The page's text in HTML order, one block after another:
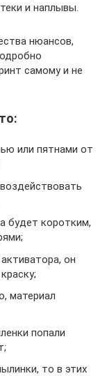
и наплывы.
нюансов,
самому и не
или пятнами от
будет коротким,
он
материал
попали
то в этих